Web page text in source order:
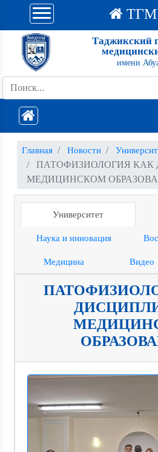
Таджикский
имени
Главная Новости
ПАТОФИЗИОЛОГИЯ КАК
МЕДИЦИНСКОМ
Университет
Наука и инновация
Медицина Видео